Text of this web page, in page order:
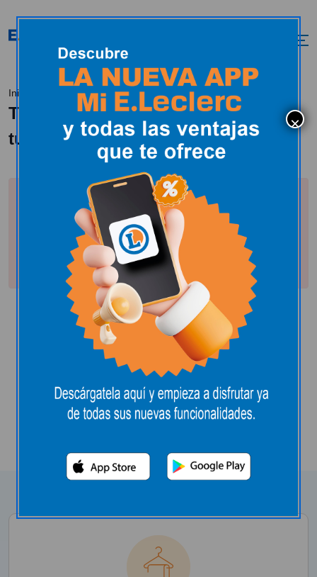
Inicio Tissaia, toda la moda al alcance de tu mano
Tissaia, toda la moda al alcance de
tu mano
Nuestras marcas
La moda que va contigo y
tu estilo de vida